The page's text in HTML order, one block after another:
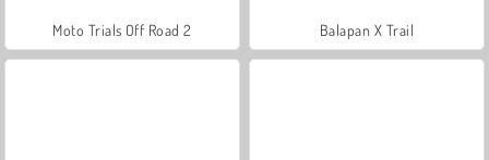
Moto Trials Off Road 2 Balapan X Trail